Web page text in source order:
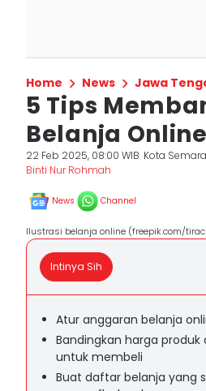
Home News Jawa
5 Tips
Belanja
22 Feb 2025, 08:00 WIB Kota
Binti Nur Rohmah
News Channel
Ilustrasi belanja online (freepik.com/
Intinya Sih
Atur anggaran belanja
Bandingkan harga
untuk membeli
Buat daftar belanja yang